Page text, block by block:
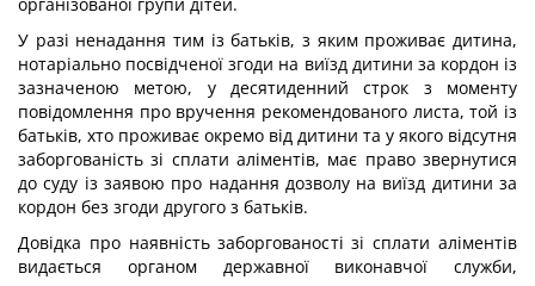
У разі ненадання тим із батьків, з яким проживає дитина,
нотаріально посвідченої згоди на виїзд дитини за кордон із
зазначеною метою, у десятиденний строк з моменту
повідомлення про вручення рекомендованого листа, той із
батьків, хто проживає окремо від дитини та у якого відсутня
заборгованість зі сплати аліментів, має право звернутися
до суду із заявою про надання дозволу на виїзд дитини за
кордон без згоди другого з батьків.
Довідка про наявність заборгованості зі сплати аліментів
видається органом державної виконавчої служби,